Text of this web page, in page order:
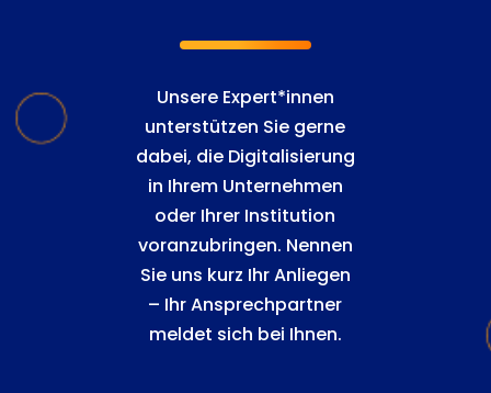
Unsere Expert*innen
unterstützen Sie gerne
dabei, die Digitalisierung
in Ihrem Unternehmen
oder Ihrer Institution
voranzubringen. Nennen
Sie uns kurz Ihr Anliegen
– Ihr Ansprechpartner
meldet sich bei Ihnen.